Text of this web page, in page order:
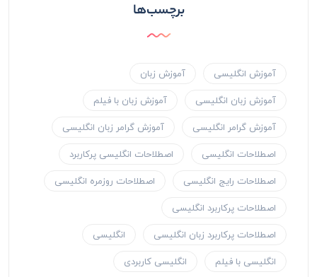
برچسب‌ها
آموزش انگلیسی
آموزش زبان
آموزش زبان انگلیسی
آموزش زبان با فیلم
آموزش گرامر انگلیسی
آموزش گرامر زبان انگلیسی
اصطلاحات انگلیسی
اصطلاحات انگلیسی پرکاربرد
اصطلاحات رایج انگلیسی
اصطلاحات روزمره انگلیسی
اصطلاحات پرکاربرد انگلیسی
اصطلاحات پرکاربرد زبان انگلیسی
انگلیسی
انگلیسی با فیلم
انگلیسی کاربردی